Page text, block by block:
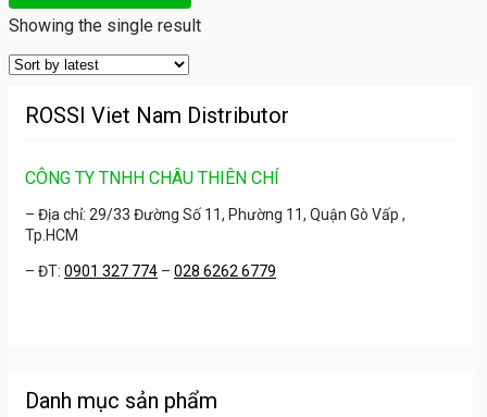
Showing the single result
ROSSI Viet Nam Distributor
CÔNG TY TNHH CHÂU THIÊN CHÍ
– Địa chỉ: 29/33 Đường Số 11, Phường 11, Quận Gò Vấp ,
Tp.HCM
– ĐT: 0901 327 774 – 028 6262 6779
Danh mục sản phẩm